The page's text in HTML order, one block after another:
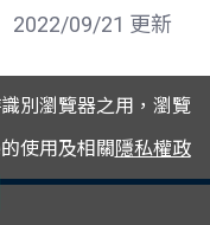
2022/09/21 更新
別瀏覽器之用，瀏覽
使用及相關隱私權政